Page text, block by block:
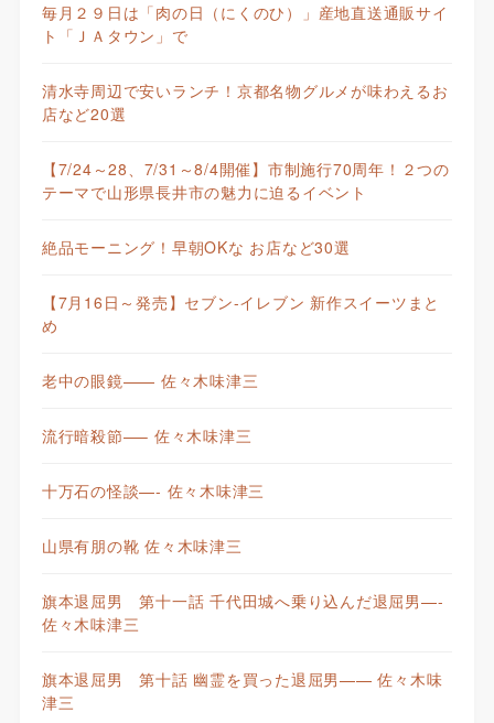
毎月２９日は「肉の日（にくのひ）」産地直送通販サイ
ト「ＪＡタウン」で
清水寺周辺で安いランチ！京都名物グルメが味わえるお
店など20選
【7/24～28、7/31～8/4開催】市制施行70周年！２つの
テーマで山形県長井市の魅力に迫るイベント
絶品モーニング！早朝OKな お店など30選
【7月16日～発売】セブン-イレブン 新作スイーツまと
め
老中の眼鏡—— 佐々木味津三
流行暗殺節—– 佐々木味津三
十万石の怪談—- 佐々木味津三
山県有朋の靴 佐々木味津三
旗本退屈男 第十一話 千代田城へ乗り込んだ退屈男—-
佐々木味津三
旗本退屈男 第十話 幽霊を買った退屈男—— 佐々木味
津三